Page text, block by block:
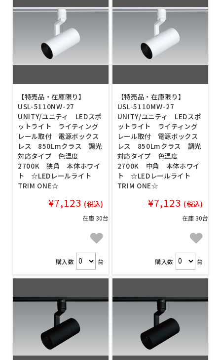
【特売品・在庫限り】
USL-5110NW-27
UNITY/ユニティ LEDスポ
ットライト ライティング
レール取付 電源ボックス
レス 850Lmクラス 調光
対応タイプ 色温度
2700K 狭角 本体ホワイ
ト ☆LEDレールライト
TRIM ONE☆
¥7,123 (税込)
在庫 30台
購入数 台
【特売品・在庫限り】
USL-5110MW-27
UNITY/ユニティ LEDスポ
ットライト ライティング
レール取付 電源ボックス
レス 850Lmクラス 調光
対応タイプ 色温度
2700K 中角 本体ホワイ
ト ☆LEDレールライト
TRIM ONE☆
¥7,123 (税込)
在庫 30台
購入数 台